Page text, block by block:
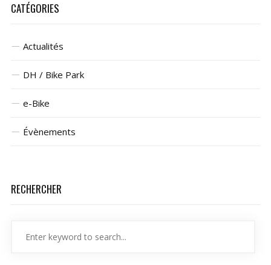
CATÉGORIES
Actualités
DH / Bike Park
e-Bike
Évènements
RECHERCHER